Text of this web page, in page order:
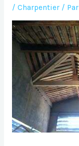
/ Charpentier/ Par